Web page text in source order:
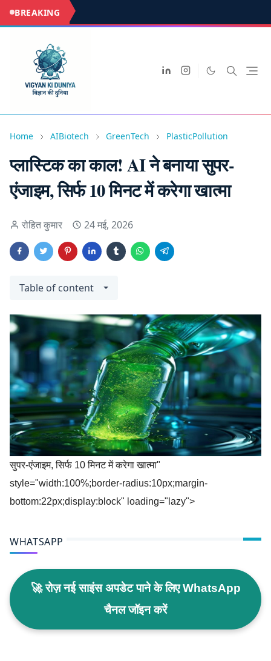
BREAKING
Home AIBiotech GreenTech PlasticPollution
प्लास्टिक का काल! AI ने बनाया सुपर-
एंजाइम, सिर्फ 10 मिनट में करेगा खात्मा
रोहित कुमार 24 मई, 2026
Table of content
सुपर-एंजाइम, सिर्फ 10 मिनट में करेगा खात्मा"
style="width:100%;border-radius:10px;margin-
bottom:22px;display:block" loading="lazy">
WHATSAPP
🚀 रोज़ नई साइंस अपडेट पाने के लिए WhatsApp
चैनल जॉइन करें